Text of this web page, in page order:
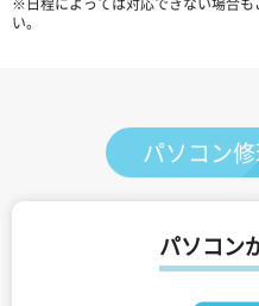
い。
パソコン
パソコン